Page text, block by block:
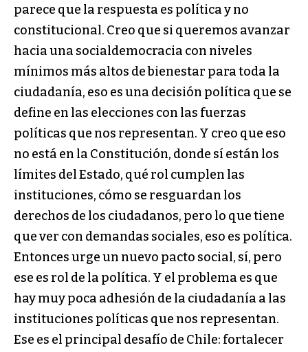
parece que la respuesta es política y no
constitucional. Creo que si queremos avanzar
hacia una socialdemocracia con niveles
mínimos más altos de bienestar para toda la
ciudadanía, eso es una decisión política que se
define en las elecciones con las fuerzas
políticas que nos representan. Y creo que eso
no está en la Constitución, donde sí están los
límites del Estado, qué rol cumplen las
instituciones, cómo se resguardan los
derechos de los ciudadanos, pero lo que tiene
que ver con demandas sociales, eso es política.
Entonces urge un nuevo pacto social, sí, pero
ese es rol de la política. Y el problema es que
hay muy poca adhesión de la ciudadanía a las
instituciones políticas que nos representan.
Ese es el principal desafío de Chile: fortalecer